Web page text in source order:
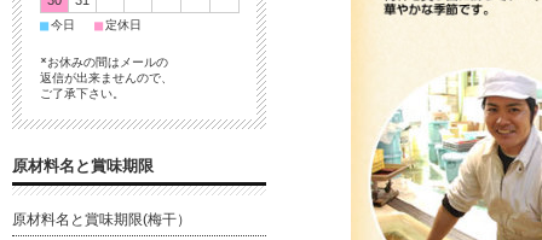
■今日 ■定休日
*お休みの間はメールの
返信が出来ませんので、
ご了承下さい。
原材料名と賞味期限
原材料名と賞味期限(梅干）